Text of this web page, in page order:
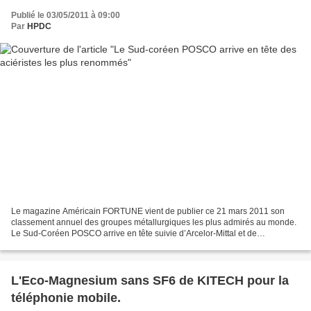
Publié le 03/05/2011 à 09:00
Par HPDC
Le magazine Américain FORTUNE vient de publier ce 21 mars 2011 son
classement annuel des groupes métallurgiques les plus admirés au monde.
Le Sud-Coréen POSCO arrive en tête suivie d’Arcelor-Mittal et de
L'Eco-Magnesium sans SF6 de KITECH pour la
téléphonie mobile.